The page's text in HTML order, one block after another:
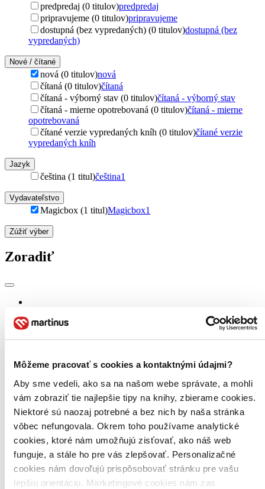
Môžeme pracovať s cookies a kontaktnými údajmi?
Aby sme vedeli, ako sa na našom webe správate, a mohli
vám zobraziť tie najlepšie tipy na knihy, zbierame cookies.
Niektoré sú naozaj potrebné a bez nich by naša stránka
vôbec nefungovala. Okrem toho používame analytické
cookies, ktoré nám umožňujú zisťovať, ako náš web
funguje, a stále ho pre vás zlepšovať. Personalizačné
cookies nám dovoľujú prispôsobovať stránku pre vašu
lepšiu orientáciu. Marketingové cookies nám zas
predpredaj (0 titulov)predpredaj
pripravujeme (0 titulov)pripravujeme
dostupná (bez vypredaných) (0 titulov)dostupná (bez
vypredaných)
Nové / čítané
nová (0 titulov)nová
čítaná (0 titulov)čítaná
čítaná - výborný stav (0 titulov)čítaná - výborný stav
čítaná - mierne opotrebovaná (0 titulov)čítaná - mierne
opotrebovaná
čítané verzie vypredaných kníh (0 titulov)čítané verzie
vypredaných kníh
Jazyk
čeština (1 titul)čeština1
Vydavateľstvo
Magicbox (1 titul)Magicbox1
Zúžiť výber
Zoradiť
Top hodnotené
Najvyššia zľava
Použité filtre
Zrušiť filtre
Vydavateľstvo Magicboxnové